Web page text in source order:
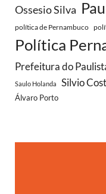
Ossesio Silva
política de Pernambuco
Política
Prefeitura do
Saulo Holanda Silvio
Álvaro Porto